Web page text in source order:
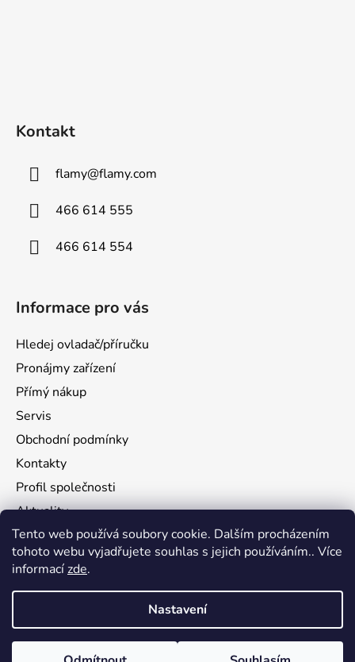
Tento web používá soubory cookie. Dalším procházením
tohoto webu vyjadřujete souhlas s jejich používáním.. Více
informacízde.
Nastavení
Kontakt
flamy@flamy.com
466 614 555
466 614 554
Informace pro vás
Hledej ovladač/příručku
Pronájmy zařízení
Přímý nákup
Servis
Obchodní podmínky
Kontakty
Profil společnosti
Aktuality
Ochrana osobních údajů
Ke stažení
Vytvořil Shoptet